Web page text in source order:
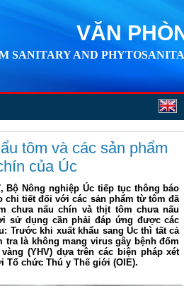
VĂN
SANITARY AND
tôm và các sản phẩm
của Úc
Bộ Nông nghiệp Úc tiếp tục thông báo
chi tiết đối với các sản phẩm từ tôm đã
chưa nấu chín và thịt tôm chưa nấu
sử dụng cần phải đáp ứng được các
Trước khi xuất khẩu sang Úc thì tất cả
là không mang virus gây bệnh đốm
(YHV) dựa trên các biện pháp xét
Tổ chức Thú y Thế giới (OIE).